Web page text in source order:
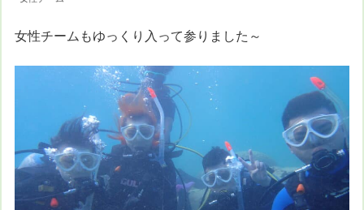
女性チームもゆっくり入って参りました～